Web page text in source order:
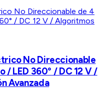
No Direccionable
LED 360° / DC 12 V /
Avanzada